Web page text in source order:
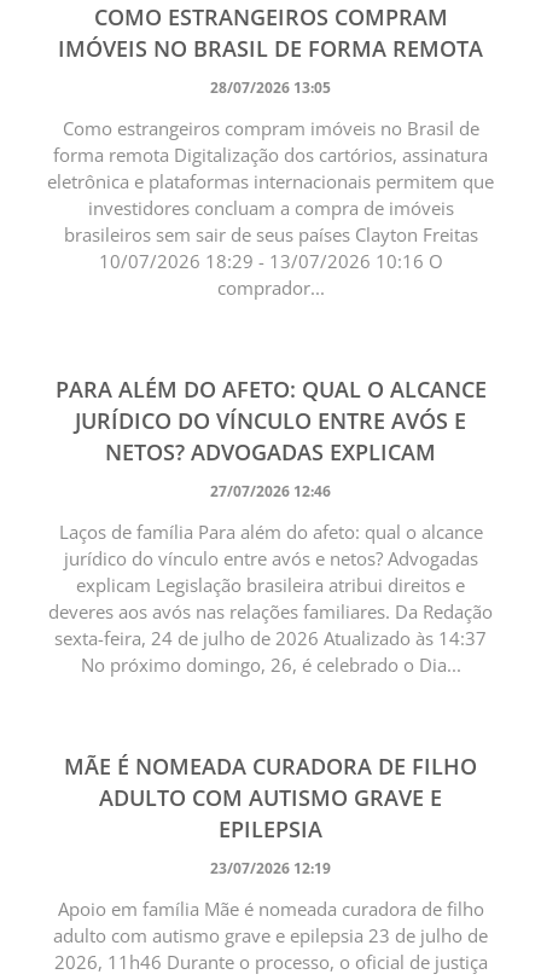
COMO ESTRANGEIROS COMPRAM
IMÓVEIS NO BRASIL DE FORMA REMOTA
28/07/2026 13:05
Como estrangeiros compram imóveis no Brasil de
forma remota Digitalização dos cartórios, assinatura
eletrônica e plataformas internacionais permitem que
investidores concluam a compra de imóveis
brasileiros sem sair de seus países Clayton Freitas
10/07/2026 18:29 - 13/07/2026 10:16 O
comprador...
PARA ALÉM DO AFETO: QUAL O ALCANCE
JURÍDICO DO VÍNCULO ENTRE AVÓS E
NETOS? ADVOGADAS EXPLICAM
27/07/2026 12:46
Laços de família Para além do afeto: qual o alcance
jurídico do vínculo entre avós e netos? Advogadas
explicam Legislação brasileira atribui direitos e
deveres aos avós nas relações familiares. Da Redação
sexta-feira, 24 de julho de 2026 Atualizado às 14:37
No próximo domingo, 26, é celebrado o Dia...
MÃE É NOMEADA CURADORA DE FILHO
ADULTO COM AUTISMO GRAVE E
EPILEPSIA
23/07/2026 12:19
Apoio em família Mãe é nomeada curadora de filho
adulto com autismo grave e epilepsia 23 de julho de
2026, 11h46 Durante o processo, o oficial de justiça